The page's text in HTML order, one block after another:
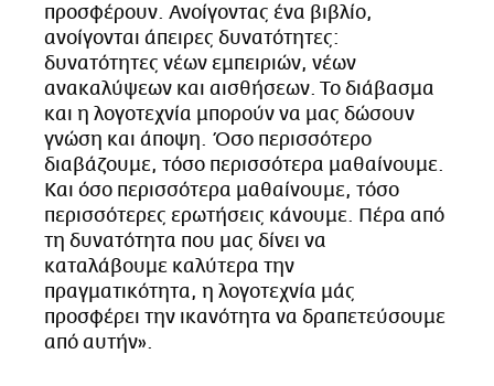
προσφέρουν. Ανοίγοντας ένα βιβλίο,
ανοίγονται άπειρες δυνατότητες:
δυνατότητες νέων εμπειριών, νέων
ανακαλύψεων και αισθήσεων. Το διάβασμα
και η λογοτεχνία μπορούν να μας δώσουν
γνώση και άποψη. Όσο περισσότερο
διαβάζουμε, τόσο περισσότερα μαθαίνουμε.
Και όσο περισσότερα μαθαίνουμε, τόσο
περισσότερες ερωτήσεις κάνουμε. Πέρα από
τη δυνατότητα που μας δίνει να
καταλάβουμε καλύτερα την
πραγματικότητα, η λογοτεχνία μάς
προσφέρει την ικανότητα να δραπετεύσουμε
από αυτήν».